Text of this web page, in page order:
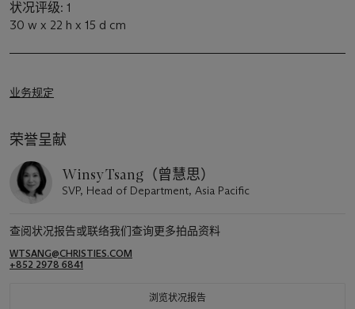
状况评级: 1
30 w x 22 h x 15 d cm
业务规定
荣誉呈献
Winsy Tsang（曾慧思）
SVP, Head of Department, Asia Pacific
查阅状况报告或联络我们查询更多拍品资料
WTSANG@CHRISTIES.COM
+852 2978 6841
浏览状况报告